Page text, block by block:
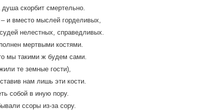
скорбит смертельно.
и вместо мыслей горделивых,
нелестных, справедливых.
мертвыми костями.
мы такими ж будем сами.
те земные гости),
нам лишь эти кости.
собой в иную пору.
ссоры из-за сору.